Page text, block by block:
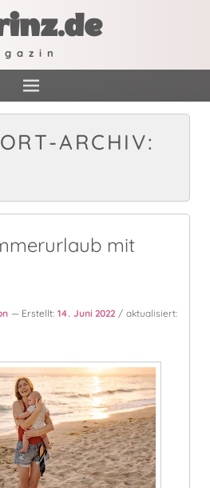
ARCHIV:
mit
— Erstellt: 14. Juni 2022 / aktualisiert: